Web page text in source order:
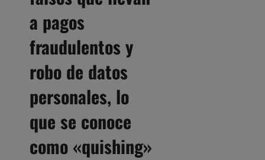
a pagos
fraudulentos y
robo de datos
personales, lo
que se conoce
como «quishing»